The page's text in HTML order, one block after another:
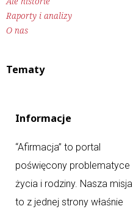
Raporty i analizy
O nas
Tematy
Informacje
“Afirmacja” to portal
poświęcony problematyce
życia i rodziny. Nasza misja
to z jednej strony właśnie